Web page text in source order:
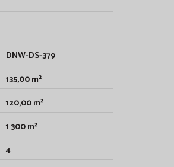
DNW-DS-379
135,00 m²
120,00 m²
1 300 m²
4